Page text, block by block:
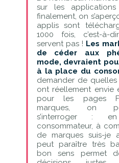
sur les applications
finalement, on
applis sont
1000 fois, c’est-à-
servent pas ! Les
de céder aux
mode, devraient
à la place du
demander de
ont réellement envie
pour les pages
marques, on
s’interroger :
consommateur, à
de marques suis-je
peut paraître très
bon sens permet